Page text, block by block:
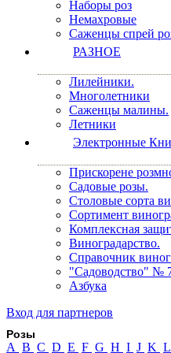
Наборы роз
Немахровые
Саженцы спрей
РАЗНОЕ
Лилейники.
Многолетники
Саженцы малины.
Летники
Электронные
Прискорене
Садовые розы.
Столовые сорта
Сортимент
Комплексная
Виноградарство.
Справочник
"Садоводство" №
Азбука
Вход для партнеров
Розы
A B C D E F G H I J K L